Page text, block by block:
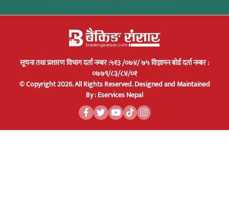
सूचना तथा प्रशारण विभाग दर्ता नम्बर :५१३ /०७४/ ७५ विज्ञापन बोर्ड दर्ता नम्बर :
०७७९/८३/८४/०१
© Copyright 2026. All Rights Reserved.Designed and Maintained
By :Eservices Nepal